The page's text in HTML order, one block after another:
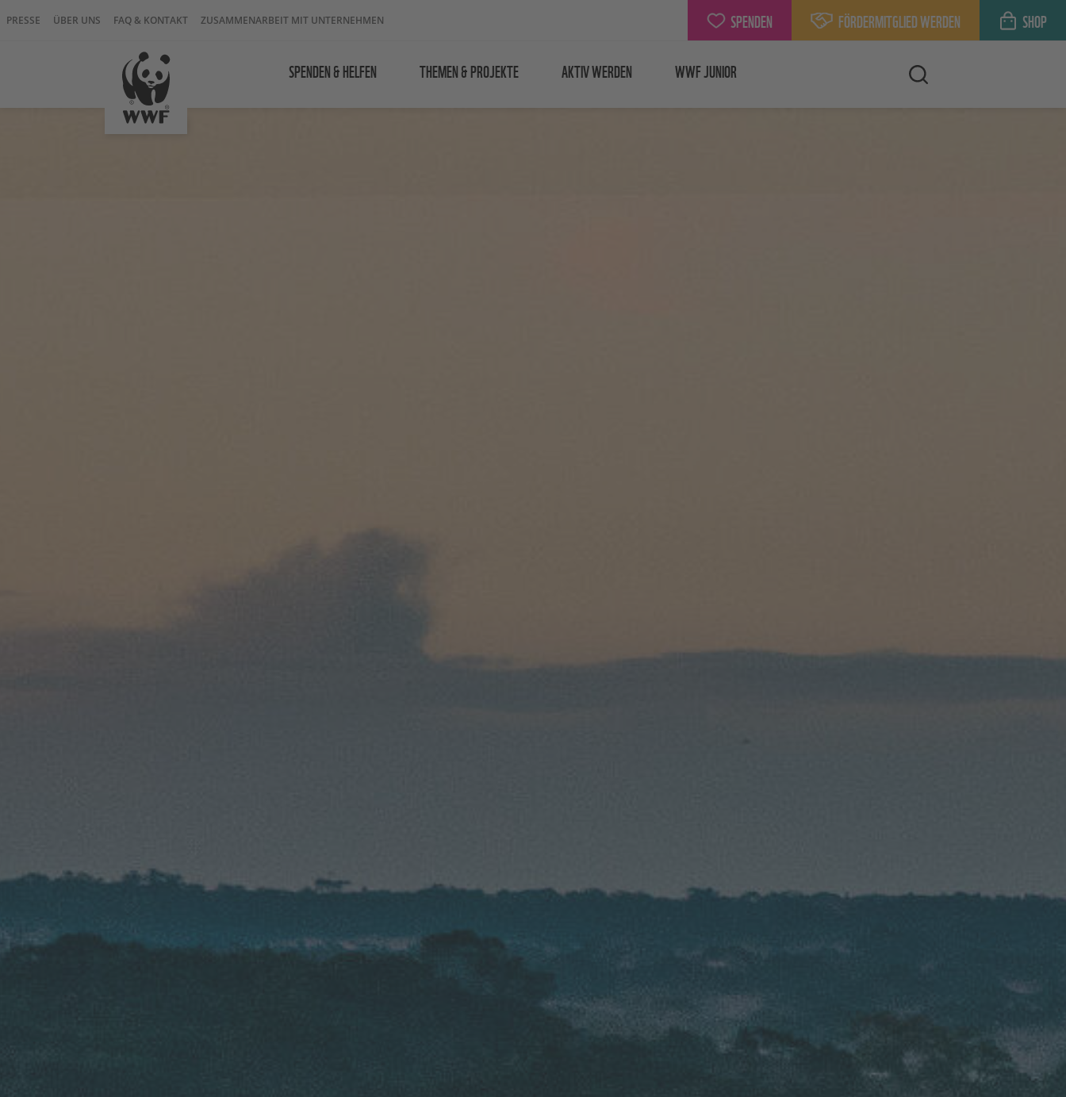
PRESSE ÜBER UNS FAQ & KONTAKT ZUSAMMENARBEIT MIT UNTERNEHMEN SPENDEN FÖRDERMITGLIED WERDEN SHOP
SPENDEN & HELFEN THEMEN & PROJEKTE AKTIV WERDEN WWF JUNIOR